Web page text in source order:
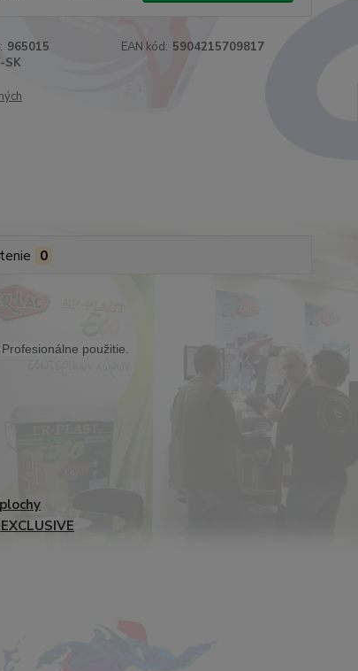
965015 EAN kód: 5904215709817
SK
0
použitie.